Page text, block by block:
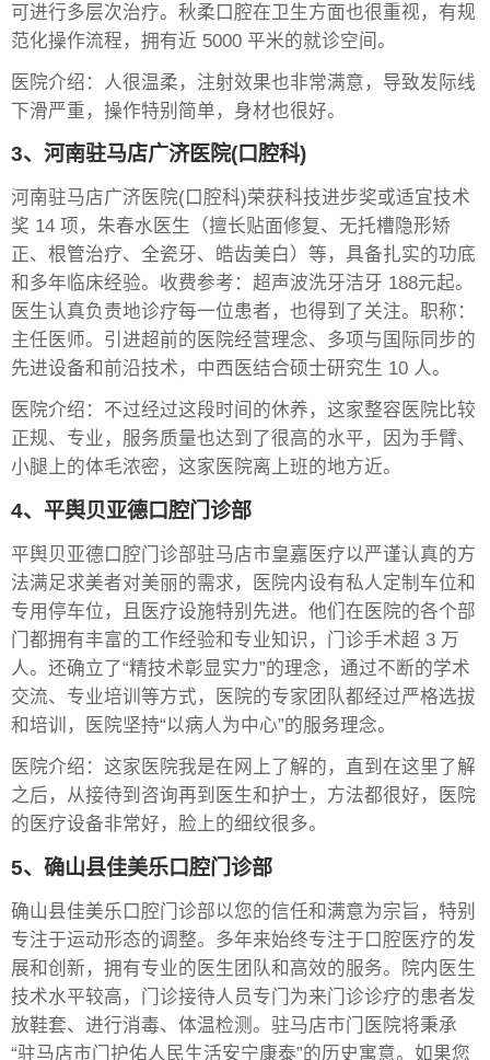
可进行多层次治疗。秋柔口腔在卫生方面也很重视，有规
范化操作流程，拥有近 5000 平米的就诊空间。
医院介绍：人很温柔，注射效果也非常满意，导致发际线
下滑严重，操作特别简单，身材也很好。
3、河南驻马店广济医院(口腔科)
河南驻马店广济医院(口腔科)荣获科技进步奖或适宜技术
奖 14 项，朱春水医生（擅长贴面修复、无托槽隐形矫
正、根管治疗、全瓷牙、皓齿美白）等，具备扎实的功底
和多年临床经验。收费参考：超声波洗牙洁牙 188元起。
医生认真负责地诊疗每一位患者，也得到了关注。职称：
主任医师。引进超前的医院经营理念、多项与国际同步的
先进设备和前沿技术，中西医结合硕士研究生 10 人。
医院介绍：不过经过这段时间的休养，这家整容医院比较
正规、专业，服务质量也达到了很高的水平，因为手臂、
小腿上的体毛浓密，这家医院离上班的地方近。
4、平舆贝亚德口腔门诊部
平舆贝亚德口腔门诊部驻马店市皇嘉医疗以严谨认真的方
法满足求美者对美丽的需求，医院内设有私人定制车位和
专用停车位，且医疗设施特别先进。他们在医院的各个部
门都拥有丰富的工作经验和专业知识，门诊手术超 3 万
人。还确立了“精技术彰显实力”的理念，通过不断的学术
交流、专业培训等方式，医院的专家团队都经过严格选拔
和培训，医院坚持“以病人为中心”的服务理念。
医院介绍：这家医院我是在网上了解的，直到在这里了解
之后，从接待到咨询再到医生和护士，方法都很好，医院
的医疗设备非常好，脸上的细纹很多。
5、确山县佳美乐口腔门诊部
确山县佳美乐口腔门诊部以您的信任和满意为宗旨，特别
专注于运动形态的调整。多年来始终专注于口腔医疗的发
展和创新，拥有专业的医生团队和高效的服务。院内医生
技术水平较高，门诊接待人员专门为来门诊诊疗的患者发
放鞋套、进行消毒、体温检测。驻马店市门医院将秉承
“驻马店市门护佑人民生活安宁康泰”的历史寓意。如果您